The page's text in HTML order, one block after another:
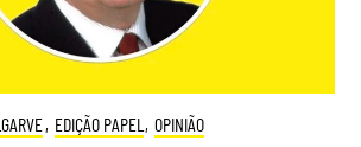
, EDIÇÃO PAPEL , OPINIÃO